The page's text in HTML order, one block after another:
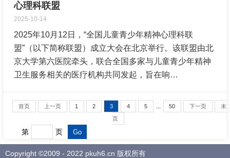
2025-10-14
心理科联盟
2025年10月12日，“全国儿童青少年精神心理科联
盟”（以下简称联盟）成立大会在北京举行。该联盟由北
京大学第六医院牵头，联合全国多家与儿童青少年精神
卫生服务相关的医疗机构共同发起，旨在响…
首页 上一页 1 2 3 4 5 ... 50 下一页
末
页
第 页
Copyright ©2009 - 2022 pkuh6.cn 版权所有